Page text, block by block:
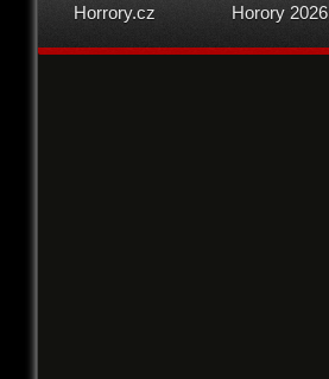
Horrory.cz Horory 2026